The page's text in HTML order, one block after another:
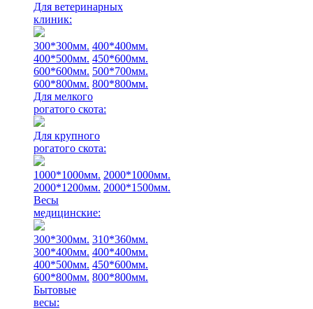
Для ветеринарных
клиник:
300*300мм. 400*400мм.
400*500мм. 450*600мм.
600*600мм. 500*700мм.
600*800мм. 800*800мм.
Для мелкого
рогатого скота:
Для крупного
рогатого скота:
1000*1000мм. 2000*1000мм.
2000*1200мм. 2000*1500мм.
Весы
медицинские:
300*300мм. 310*360мм.
300*400мм. 400*400мм.
400*500мм. 450*600мм.
600*800мм. 800*800мм.
Бытовые
весы: